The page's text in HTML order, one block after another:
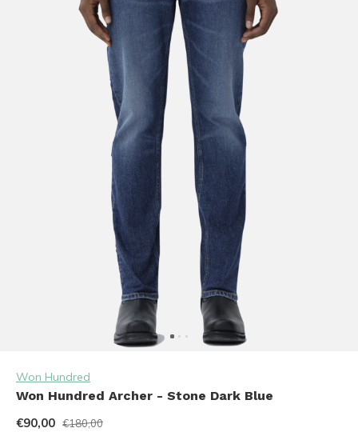
Won Hundred
Won Hundred Archer - Stone Dark Blue
€90,00 €180,00